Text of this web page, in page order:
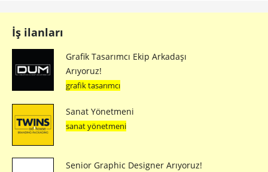
İş ilanları
Grafik Tasarımcı Ekip Arkadaşı
Arıyoruz!
grafik tasarımcı
Sanat Yönetmeni
sanat yönetmeni
Senior Graphic Designer Arıyoruz!